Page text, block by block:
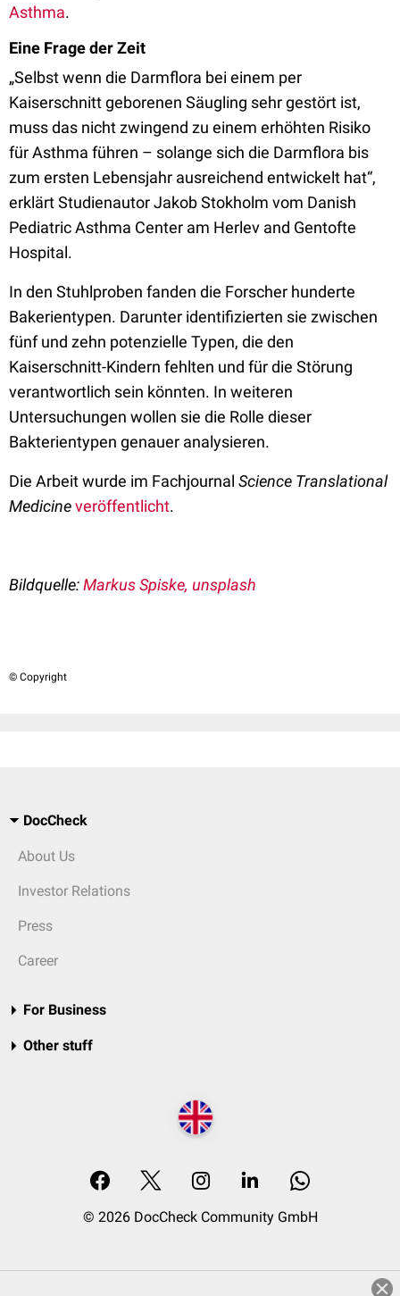
Asthma.
Eine Frage der Zeit
„Selbst wenn die Darmflora bei einem per
Kaiserschnitt geborenen Säugling sehr gestört ist,
muss das nicht zwingend zu einem erhöhten Risiko
für Asthma führen – solange sich die Darmflora bis
zum ersten Lebensjahr ausreichend entwickelt hat“,
erklärt Studienautor Jakob Stokholm vom Danish
Pediatric Asthma Center am Herlev and Gentofte
Hospital.
In den Stuhlproben fanden die Forscher hunderte
Bakerientypen. Darunter identifizierten sie zwischen
fünf und zehn potenzielle Typen, die den
Kaiserschnitt-Kindern fehlten und für die Störung
verantwortlich sein könnten. In weiteren
Untersuchungen wollen sie die Rolle dieser
Bakterientypen genauer analysieren.
Die Arbeit wurde im Fachjournal Science Translational
Medicineveröffentlicht.
Bildquelle:Markus Spiske, unsplash
© Copyright
DocCheck
About Us
Investor Relations
Press
Career
For Business
Other stuff
© 2026 DocCheck Community GmbH